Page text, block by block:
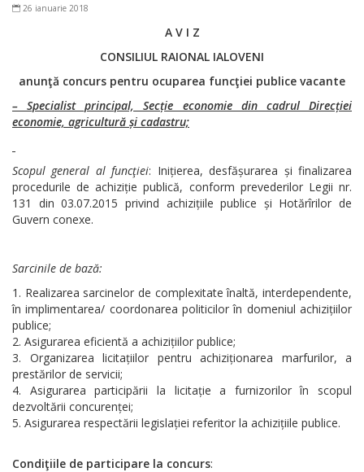
26 ianuarie 2018
A V I Z
CONSILIUL RAIONAL IALOVENI
anunţă concurs pentru ocuparea funcţiei publice vacante
– Specialist principal, Secție economie din cadrul Direcției
economie, agricultură și cadastru;
Scopul general al funcţiei: Inițierea, desfășurarea și finalizarea
procedurile de achiziție publică, conform prevederilor Legii nr.
131 din 03.07.2015 privind achizițiile publice și Hotărîrilor de
Guvern conexe.
Sarcinile de bază:
Realizarea sarcinelor de complexitate înaltă, interdependente,
în implimentarea/ coordonarea politicilor în domeniul achizițiilor
publice;
Asigurarea eficientă a achizițiilor publice;
Organizarea licitațiilor pentru achiziționarea marfurilor, a
prestărilor de servicii;
Asigurarea participării la licitație a furnizorilor în scopul
dezvoltării concurenței;
Asigurarea respectării legislației referitor la achizițiile publice.
Condiţiile de participare la concurs: